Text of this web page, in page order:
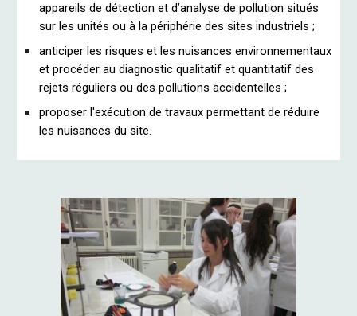
appareils de détection et d’analyse de pollution situés
sur les unités ou à la périphérie des sites industriels ;
anticiper les risques et les nuisances environnementaux
et procéder au diagnostic qualitatif et quantitatif des
rejets réguliers ou des pollutions accidentelles ;
proposer l'exécution de travaux permettant de réduire
les nuisances du site.